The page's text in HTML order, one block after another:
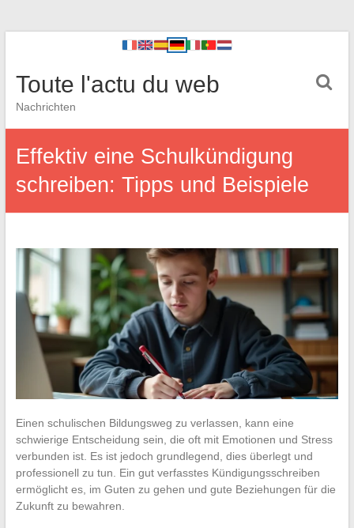
Toute l'actu du web
Nachrichten
Effektiv eine Schulkündigung
schreiben: Tipps und Beispiele
Einen schulischen Bildungsweg zu verlassen, kann eine
schwierige Entscheidung sein, die oft mit Emotionen und Stress
verbunden ist. Es ist jedoch grundlegend, dies überlegt und
professionell zu tun. Ein gut verfasstes Kündigungsschreiben
ermöglicht es, im Guten zu gehen und gute Beziehungen für die
Zukunft zu bewahren.